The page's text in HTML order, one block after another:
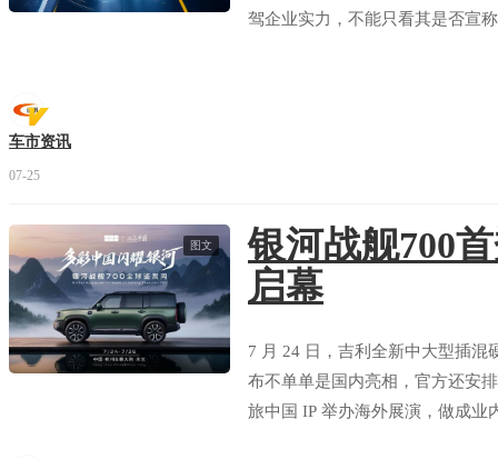
驾企业实力，不能只看其是否宣
车市资讯
07-25
图文
银河战舰700
启幕
7 月 24 日，吉利全新中大型插混
布不单单是国内亮相，官方还安
旅中国 IP 举办海外展演，做成业